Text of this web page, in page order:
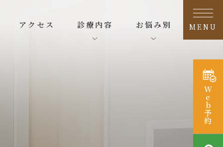
アクセス 診療内容 お悩み別 MENU
W
e
b
予
約